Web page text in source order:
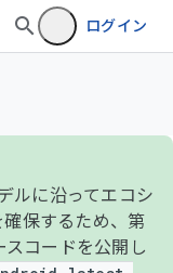
ログイン
ルに沿ってエコシ
保するため、第
コードを公開し